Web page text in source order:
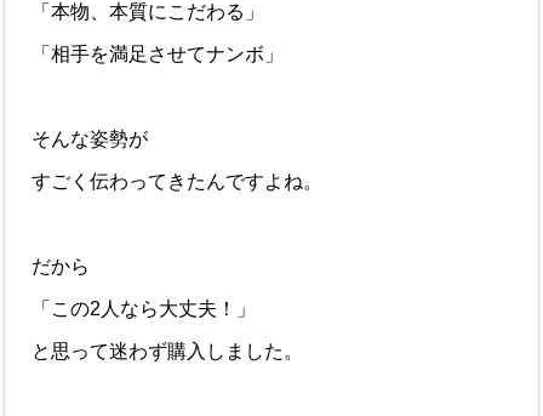
「本物、本質にこだわる」
「相手を満足させてナンボ」
そんな姿勢が
すごく伝わってきたんですよね。
だから
「この2人なら大丈夫！」
と思って迷わず購入しました。